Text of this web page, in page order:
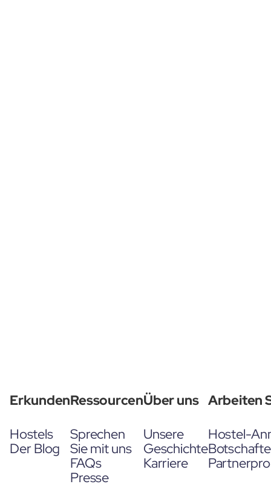
Erkunden
Hostels
Der Blog
Ressourcen
Sprechen
Sie mit uns
FAQs
Presse
Über uns
Unsere
Geschichte
Karriere
Arbeiten
Hostel-